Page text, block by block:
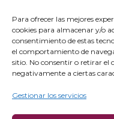
Para ofrecer las mejores
cookies para almacenar y/o
consentimiento de estas
el comportamiento de
sitio. No consentir o retirar el
negativamente a ciertas
Gestionar los servicios
Agenda cultural
Preguntas
Grupos privados
Política de